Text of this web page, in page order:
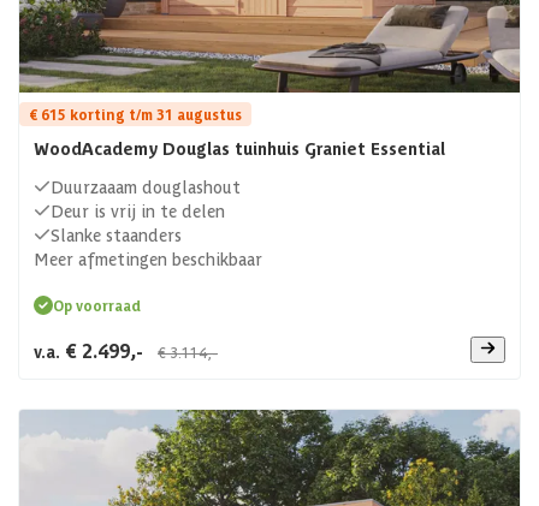
€ 615 korting t/m 31 augustus
WoodAcademy Douglas tuinhuis Graniet Essential
Duurzaaam douglashout
Deur is vrij in te delen
Slanke staanders
Meer afmetingen beschikbaar
Op voorraad
v.a. € 2.499,- € 3.114,-